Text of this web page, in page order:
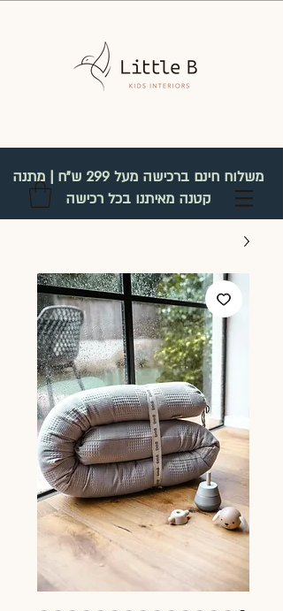
משלוח חינם ברכישה מעל 299 ש"ח | מתנה
קטנה מאיתנו בכל רכישה